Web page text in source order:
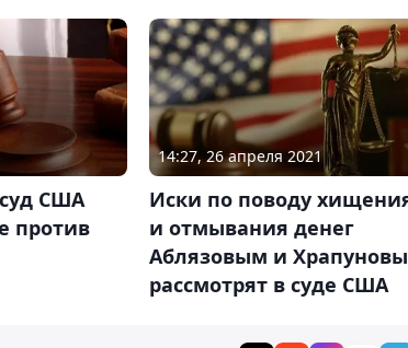
США
против
14:27, 26 апреля 2021
Иски по поводу
и отмывания денег
Аблязовым и
рассмотрят в суде США